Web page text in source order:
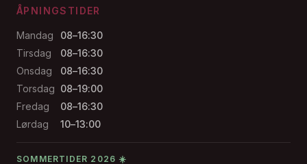
ÅPNINGSTIDER
Mandag
08–16:30
Tirsdag
08–16:30
Onsdag
08–16:30
Torsdag 08–19:00
Fredag
08–16:30
Lørdag
10–13:00
SOMMERTIDER 2026 ☀️